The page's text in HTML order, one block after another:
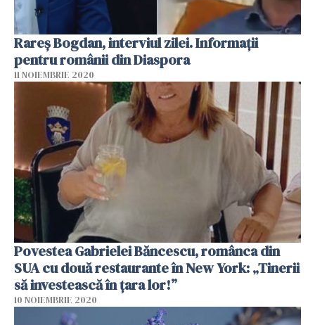
Rareș Bogdan, interviul zilei. Informații
pentru românii din Diaspora
11 NOIEMBRIE 2020
Povestea Gabrielei Băncescu, românca din
SUA cu două restaurante în New York: „Tinerii
să investească în țara lor!”
10 NOIEMBRIE 2020